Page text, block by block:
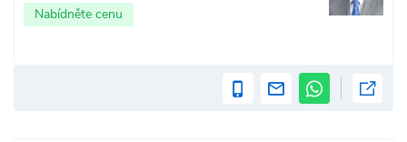
Nabídněte cenu